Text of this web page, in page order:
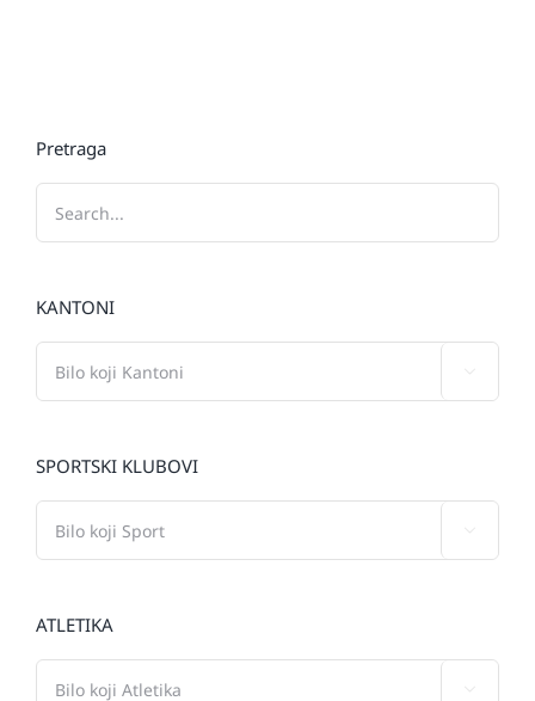
Pretraga
KANTONI
SPORTSKI KLUBOVI
ATLETIKA